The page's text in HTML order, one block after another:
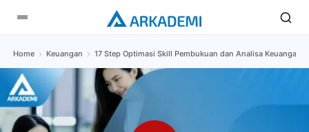
Home Keuangan 17 Step Optimasi Skill Pembukuan dan Analisa Keuangan